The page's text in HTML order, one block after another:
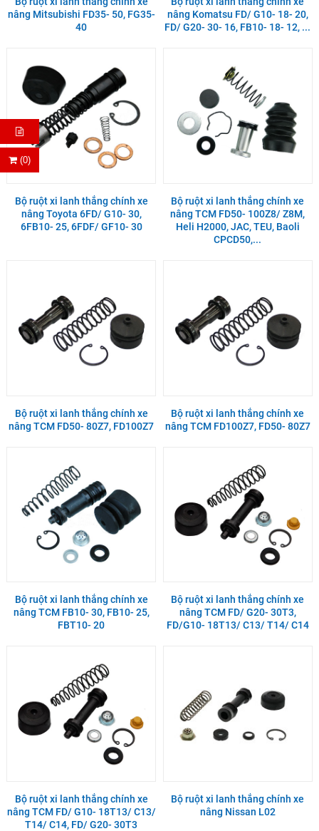
(0)
nâng Mitsubishi FD35- 50, FG35-
40
nâng Komatsu FD/ G10- 18- 20,
FD/ G20- 30- 16, FB10- 18- 12, ...
Bộ ruột xi lanh thắng chính xe
nâng Toyota 6FD/ G10- 30,
6FB10- 25, 6FDF/ GF10- 30
Bộ ruột xi lanh thắng chính xe
nâng TCM FD50- 100Z8/ Z8M,
Heli H2000, JAC, TEU, Baoli
CPCD50,...
Bộ ruột xi lanh thắng chính xe
nâng TCM FD50- 80Z7, FD100Z7
Bộ ruột xi lanh thắng chính xe
nâng TCM FD100Z7, FD50- 80Z7
Bộ ruột xi lanh thắng chính xe
nâng TCM FB10- 30, FB10- 25,
FBT10- 20
Bộ ruột xi lanh thắng chính xe
nâng TCM FD/ G20- 30T3,
FD/G10- 18T13/ C13/ T14/ C14
Bộ ruột xi lanh thắng chính xe
nâng TCM FD/ G10- 18T13/ C13/
T14/ C14, FD/ G20- 30T3
Bộ ruột xi lanh thắng chính xe
nâng Nissan L02